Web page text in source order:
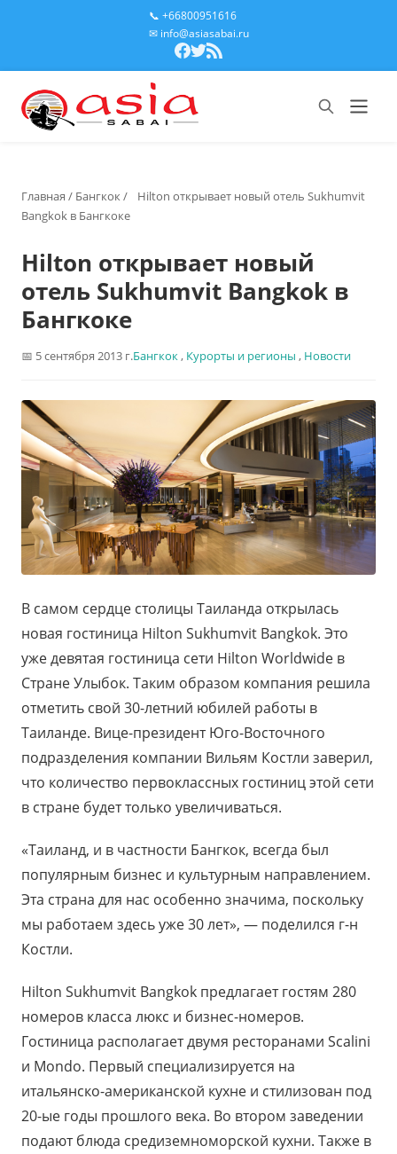
📞 +66800951616
✉ info@asiasabai.ru
Главная / Бангкок/
Hilton открывает новый отель Sukhumvit
Bangkok в Бангкоке
Hilton открывает новый
отель Sukhumvit Bangkok в
Бангкоке
5 сентября 2013 г.Бангкок, Курорты и регионы , Новости
В самом сердце столицы Таиланда открылась
новая гостиница Hilton Sukhumvit Bangkok. Это
уже девятая гостиница сети Hilton Worldwide в
Стране Улыбок. Таким образом компания решила
отметить свой 30-летний юбилей работы в
Таиланде. Вице-президент Юго-Восточного
подразделения компании Вильям Костли заверил,
что количество первоклассных гостиниц этой сети
в стране будет только увеличиваться.
«Таиланд, и в частности Бангкок, всегда был
популярным бизнес и культурным направлением.
Эта страна для нас особенно значима, поскольку
мы работаем здесь уже 30 лет», — поделился г-н
Костли.
Hilton Sukhumvit Bangkok предлагает гостям 280
номеров класса люкс и бизнес-номеров.
Гостиница располагает двумя ресторанами Scalini
и Mondo. Первый специализируется на
итальянско-американской кухне и стилизован под
20-ые годы прошлого века. Во втором заведении
подают блюда средиземноморской кухни. Также в